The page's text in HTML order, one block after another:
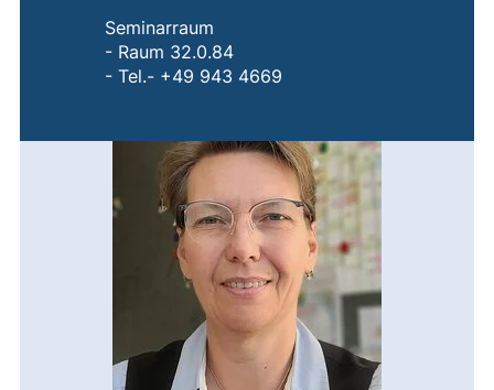
Seminarraum
- Raum 32.0.84
- Tel.- +49 943 4669